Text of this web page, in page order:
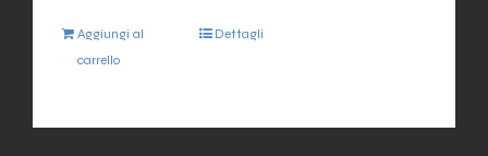
Aggiungi al
carrello
Dettagli